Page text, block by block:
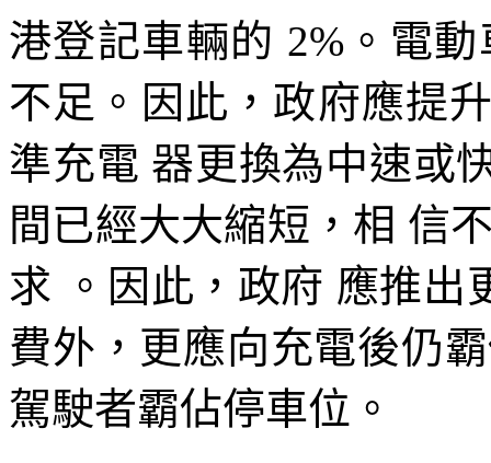
港登記車輛的 2%。電
不足。因此，政府應提
準充電 器更換為中速或
間已經大大縮短，相 信
求 。因此，政府 應推出
費外，更應向充電後仍
駕駛者霸佔停車位。